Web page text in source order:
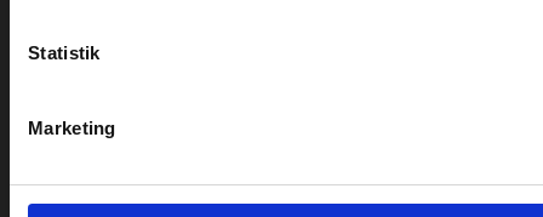
KONTAKT